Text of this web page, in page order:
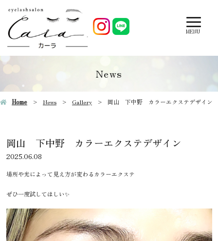
MENU
News
Home News Gallery 岡山 下中野 カラーエクステデザイン
岡山 下中野 カラーエクステデザイン
2025.06.08
場所や光によって見え方が変わるカラーエクステ
ぜひ一度試してほしい✨